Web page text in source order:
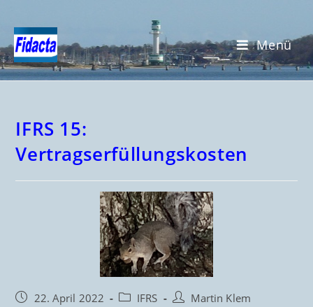
Menü
IFRS 15:
Vertragserfüllungskosten
22. April 2022 IFRS Martin Klem